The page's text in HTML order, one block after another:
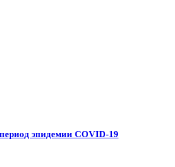
эпидемии COVID-19